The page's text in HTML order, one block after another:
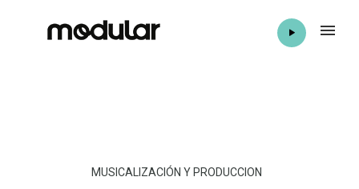
MUSICALIZACIÓN Y PRODUCCION